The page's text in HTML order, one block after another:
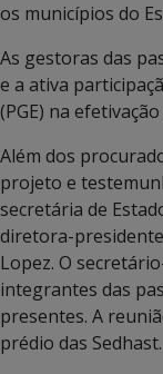
os municípios do
As gestoras das
e a ativa
(PGE) na
Além dos
projeto e
secretária de
diretora-
Lopez. O
integrantes das
presentes. A
prédio das Sedhast.